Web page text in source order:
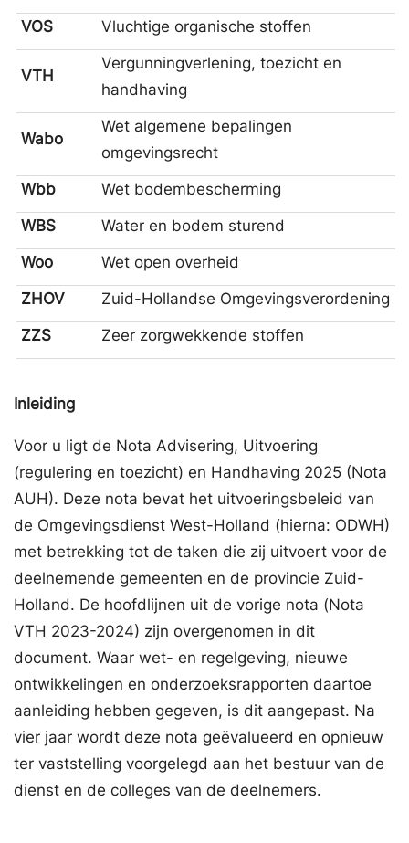
VOS
Vluchtige organische stoffen
VTH
Vergunningverlening, toezicht en
handhaving
Wabo
Wet algemene bepalingen
omgevingsrecht
Wbb
Wet bodembescherming
WBS
Water en bodem sturend
Woo
Wet open overheid
ZHOV
Zuid-Hollandse Omgevingsverordening
ZZS
Zeer zorgwekkende stoffen
Inleiding
Voor u ligt de Nota Advisering, Uitvoering
(regulering en toezicht) en Handhaving 2025 (Nota
AUH). Deze nota bevat het uitvoeringsbeleid van
de Omgevingsdienst West-Holland (hierna: ODWH)
met betrekking tot de taken die zij uitvoert voor de
deelnemende gemeenten en de provincie Zuid-
Holland. De hoofdlijnen uit de vorige nota (Nota
VTH 2023-2024) zijn overgenomen in dit
document. Waar wet- en regelgeving, nieuwe
ontwikkelingen en onderzoeksrapporten daartoe
aanleiding hebben gegeven, is dit aangepast. Na
vier jaar wordt deze nota geëvalueerd en opnieuw
ter vaststelling voorgelegd aan het bestuur van de
dienst en de colleges van de deelnemers.